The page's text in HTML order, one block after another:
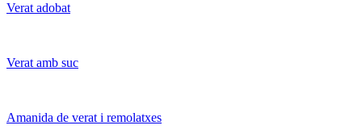
Verat adobat
Verat amb suc
Amanida de verat i remolatxes